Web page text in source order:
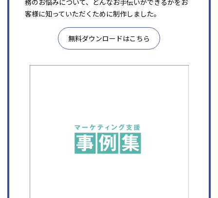
務のお悩みについて、どんなお手伝いができるかをお
客様に知っていただくために制作しました。
無料ダウンロードはこちら